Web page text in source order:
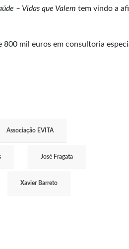
– Vidas que Valem tem vindo a
mil euros em consultoria
Associação EVITA
José Fragata
Xavier Barreto